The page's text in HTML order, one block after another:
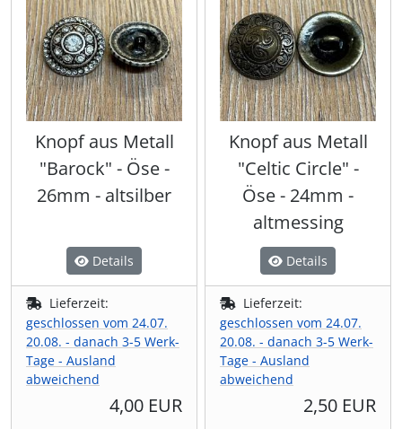
Knopf aus Metall
"Barock" - Öse -
26mm - altsilber
Details
Lieferzeit:
geschlossen vom 24.07.
20.08. - danach 3-5 Werk-
Tage - Ausland
abweichend
4,00 EUR
Knopf aus Metall
"Celtic Circle" -
Öse - 24mm -
altmessing
Details
Lieferzeit:
geschlossen vom 24.07.
20.08. - danach 3-5 Werk-
Tage - Ausland
abweichend
2,50 EUR